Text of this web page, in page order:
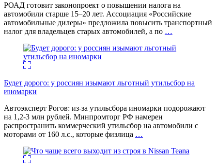
РОАД готовит законопроект о повышении налога на
автомобили старше 15–20 лет. Ассоциация «Российские
автомобильные дилеры» предложила повысить транспортный
налог для владельцев старых автомобилей, а по …
Будет дорого: у россиян изымают льготный утильсбор на
иномарки
Автоэксперт Рогов: из-за утильсбора иномарки подорожают
на 1,2-3 млн рублей. Минпромторг РФ намерен
распространить коммерческий утильсбор на автомобили с
моторами от 160 л.с., которые физлица …